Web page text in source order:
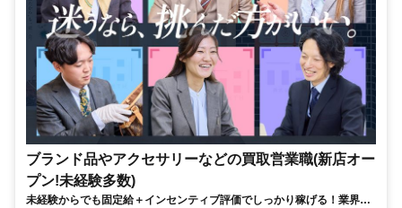
ブランド品やアクセサリーなどの買取営業職(新店オー
プン!未経験多数)
未経験からでも固定給＋インセンティブ評価でしっかり稼げる！業界最